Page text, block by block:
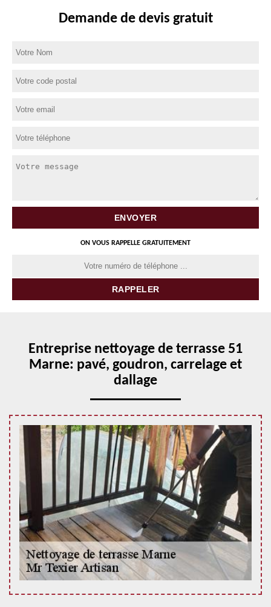
Demande de devis gratuit
ON VOUS RAPPELLE GRATUITEMENT
Entreprise nettoyage de terrasse 51
Marne: pavé, goudron, carrelage et
dallage